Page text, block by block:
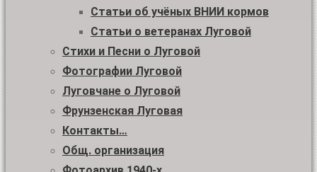
Статьи об учёных ВНИИ кормов
Статьи о ветеранах Луговой
Стихи и Песни о Луговой
Фотографии Луговой
Луговчане о Луговой
Фрунзенская Луговая
Контакты…
Общ. организация